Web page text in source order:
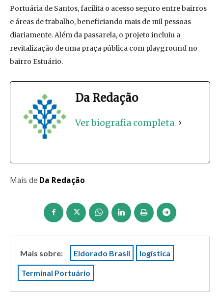
Portuária de Santos, facilita o acesso seguro entre bairros
e áreas de trabalho, beneficiando mais de mil pessoas
diariamente. Além da passarela, o projeto incluiu a
revitalização de uma praça pública com playground no
bairro Estuário.
Da Redação
Ver biografia completa
Mais de Da Redação
Mais sobre: Eldorado Brasil logística
Terminal Portuário